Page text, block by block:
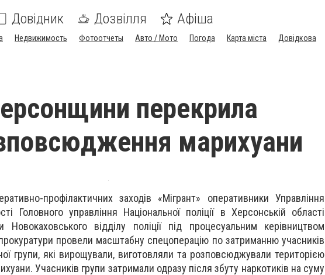
Довідник Дозвілля Афіша
Недвижимость Фотоотчеты Авто / Мото Погода Карта міста Довідкова
перекрила
марихуани
профілактичних заходів «Мігрант» оперативники Управління
Головного управління Національної поліції в Херсонській області
Новокаховського відділу поліції під процесуальним керівництвом
провели масштабну спецоперацію по затриманню учасників
групи, які вирощували, виготовляли та розповсюджували територією
Учасників групи затримали одразу після збуту наркотиків на суму